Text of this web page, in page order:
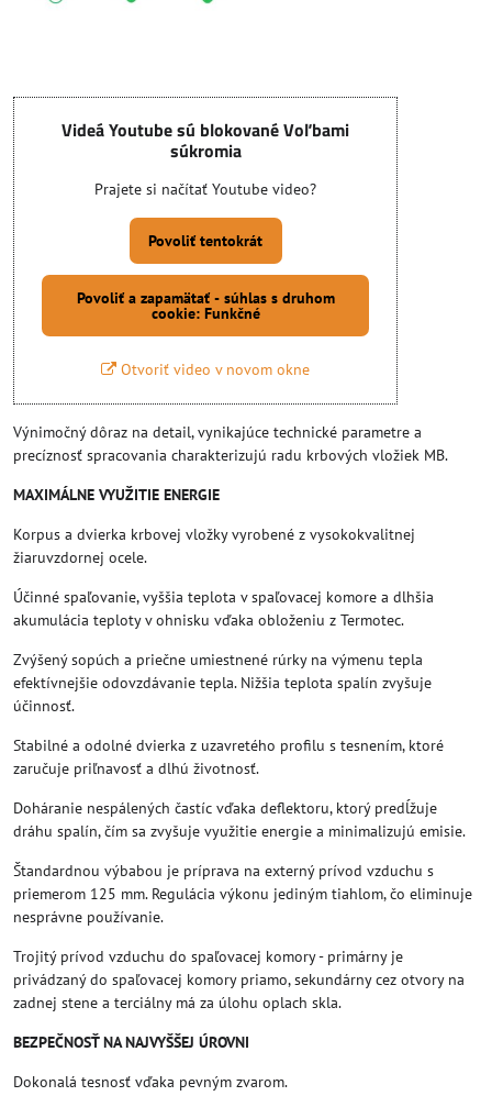
Videá Youtube sú blokované Voľbami
súkromia
Prajete si načítať Youtube video?
Povoliť tentokrát
Povoliť a zapamätať - súhlas s druhom
cookie: Funkčné
Otvoriť video v novom okne
Výnimočný dôraz na detail, vynikajúce technické parametre a
precíznosť spracovania charakterizujú radu krbových vložiek MB.
MAXIMÁLNE VYUŽITIE ENERGIE
Korpus a dvierka krbovej vložky vyrobené z vysokokvalitnej
žiaruvzdornej ocele.
Účinné spaľovanie, vyššia teplota v spaľovacej komore a dlhšia
akumulácia teploty v ohnisku vďaka obloženiu z Termotec.
Zvýšený sopúch a priečne umiestnené rúrky na výmenu tepla
efektívnejšie odovzdávanie tepla. Nižšia teplota spalín zvyšuje
účinnosť.
Stabilné a odolné dvierka z uzavretého profilu s tesnením, ktoré
zaručuje priľnavosť a dlhú životnosť.
Doháranie nespálených častíc vďaka deflektoru, ktorý predĺžuje
dráhu spalín, čím sa zvyšuje využitie energie a minimalizujú emisie.
Štandardnou výbabou je príprava na externý prívod vzduchu s
priemerom 125 mm. Regulácia výkonu jediným tiahlom, čo eliminuje
nesprávne používanie.
Trojitý prívod vzduchu do spaľovacej komory - primárny je
privádzaný do spaľovacej komory priamo, sekundárny cez otvory na
zadnej stene a terciálny má za úlohu oplach skla.
BEZPEČNOSŤ NA NAJVYŠŠEJ ÚROVNI
Dokonalá tesnosť vďaka pevným zvarom.